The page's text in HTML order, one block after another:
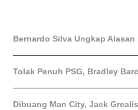
Bernardo Silva Ungkap
Tolak Penuh PSG, Bradley
Dibuang Man City, Jack